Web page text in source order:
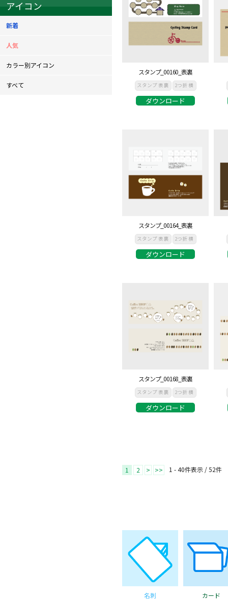
スタンプ_00160_表裏
スタンプ 表裏 2つ折 横
ダウンロード
スタンプ_00164_表裏
スタンプ 表裏 2つ折 横
ダウンロード
スタンプ_00168_表裏
スタンプ 表裏 2つ折 横
ダウンロード
1 2 > >> 1 - 40件表示 /52件
名刺 カード
アイコン
新着
人気
カラー別アイコン
すべて